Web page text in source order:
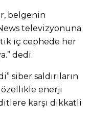
belgenin
televizyonuna
iç cephede her
dedi.
siber saldırıların
enerji
karşı dikkatli